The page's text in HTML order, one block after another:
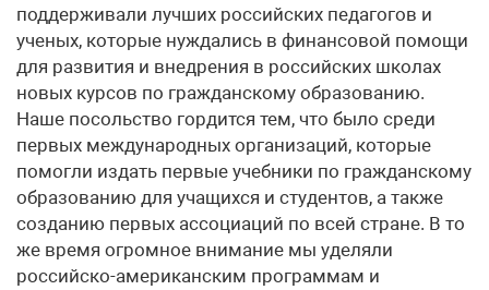
поддерживали лучших российских педагогов и
ученых, которые нуждались в финансовой помощи
для развития и внедрения в российских школах
новых курсов по гражданскому образованию.
Наше посольство гордится тем, что было среди
первых международных организаций, которые
помогли издать первые учебники по гражданскому
образованию для учащихся и студентов, а также
созданию первых ассоциаций по всей стране. В то
же время огромное внимание мы уделяли
российско-американским программам и